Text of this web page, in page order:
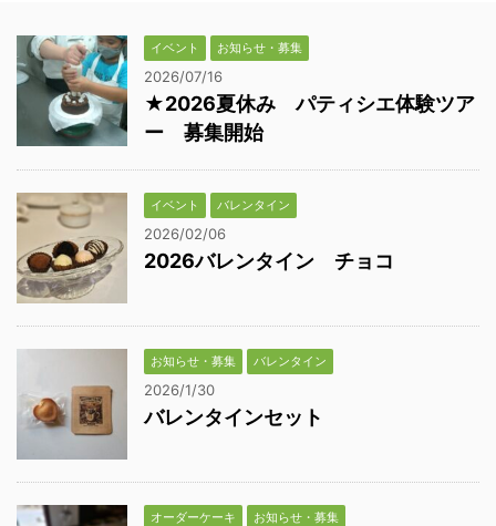
イベント お知らせ・募集
2026/07/16
★2026夏休み パティシエ体験ツア
ー 募集開始
イベント バレンタイン
2026/02/06
2026バレンタイン チョコ
お知らせ・募集 バレンタイン
2026/1/30
バレンタインセット
オーダーケーキ お知らせ・募集